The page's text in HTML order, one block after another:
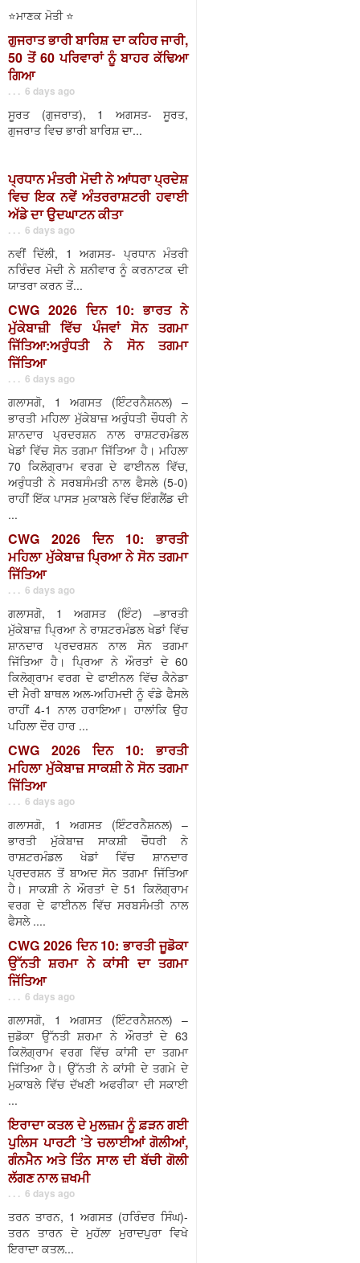
⭐️ਮਾਣਕ ਮੋਤੀ ⭐️
ਗੁਜਰਾਤ ਭਾਰੀ ਬਾਰਿਸ਼ ਦਾ ਕਹਿਰ ਜਾਰੀ,
50 ਤੋਂ 60 ਪਰਿਵਾਰਾਂ ਨੂੰ ਬਾਹਰ ਕੱਢਿਆ
ਗਿਆ
. . . 6 days ago
ਸੂਰਤ (ਗੁਜਰਾਤ), 1 ਅਗਸਤ- ਸੂਰਤ,
ਗੁਜਰਾਤ ਵਿਚ ਭਾਰੀ ਬਾਰਿਸ਼ ਦਾ...
ਪ੍ਰਧਾਨ ਮੰਤਰੀ ਮੋਦੀ ਨੇ ਆਂਧਰਾ ਪ੍ਰਦੇਸ਼
ਵਿਚ ਇਕ ਨਵੇਂ ਅੰਤਰਰਾਸ਼ਟਰੀ ਹਵਾਈ
ਅੱਡੇ ਦਾ ਉਦਘਾਟਨ ਕੀਤਾ
. . . 6 days ago
ਨਵੀਂ ਦਿੱਲੀ, 1 ਅਗਸਤ- ਪ੍ਰਧਾਨ ਮੰਤਰੀ
ਨਰਿੰਦਰ ਮੋਦੀ ਨੇ ਸ਼ਨੀਵਾਰ ਨੂੰ ਕਰਨਾਟਕ ਦੀ
ਯਾਤਰਾ ਕਰਨ ਤੋਂ...
CWG 2026 ਦਿਨ 10: ਭਾਰਤ ਨੇ
ਮੁੱਕੇਬਾਜ਼ੀ ਵਿੱਚ ਪੰਜਵਾਂ ਸੋਨ ਤਗਮਾ
ਜਿੱਤਿਆ:ਅਰੁੰਧਤੀ ਨੇ ਸੋਨ ਤਗਮਾ
ਜਿੱਤਿਆ
. . . 6 days ago
ਗਲਾਸਗੋ, 1 ਅਗਸਤ (ਇੰਟਰਨੈਸ਼ਨਲ) –
ਭਾਰਤੀ ਮਹਿਲਾ ਮੁੱਕੇਬਾਜ਼ ਅਰੁੰਧਤੀ ਚੌਧਰੀ ਨੇ
ਸ਼ਾਨਦਾਰ ਪ੍ਰਦਰਸ਼ਨ ਨਾਲ ਰਾਸ਼ਟਰਮੰਡਲ
ਖੇਡਾਂ ਵਿੱਚ ਸੋਨ ਤਗਮਾ ਜਿੱਤਿਆ ਹੈ। ਮਹਿਲਾ
70 ਕਿਲੋਗ੍ਰਾਮ ਵਰਗ ਦੇ ਫਾਈਨਲ ਵਿੱਚ,
ਅਰੁੰਧਤੀ ਨੇ ਸਰਬਸੰਮਤੀ ਨਾਲ ਫੈਸਲੇ (5-0)
ਰਾਹੀਂ ਇੱਕ ਪਾਸੜ ਮੁਕਾਬਲੇ ਵਿੱਚ ਇੰਗਲੈਂਡ ਦੀ
...
CWG 2026 ਦਿਨ 10: ਭਾਰਤੀ
ਮਹਿਲਾ ਮੁੱਕੇਬਾਜ਼ ਪ੍ਰਿਆ ਨੇ ਸੋਨ ਤਗਮਾ
ਜਿੱਤਿਆ
. . . 6 days ago
ਗਲਾਸਗੋ, 1 ਅਗਸਤ (ਇੰਟ) –ਭਾਰਤੀ
ਮੁੱਕੇਬਾਜ਼ ਪ੍ਰਿਆ ਨੇ ਰਾਸ਼ਟਰਮੰਡਲ ਖੇਡਾਂ ਵਿੱਚ
ਸ਼ਾਨਦਾਰ ਪ੍ਰਦਰਸ਼ਨ ਨਾਲ ਸੋਨ ਤਗਮਾ
ਜਿੱਤਿਆ ਹੈ। ਪ੍ਰਿਆ ਨੇ ਔਰਤਾਂ ਦੇ 60
ਕਿਲੋਗ੍ਰਾਮ ਵਰਗ ਦੇ ਫਾਈਨਲ ਵਿੱਚ ਕੈਨੇਡਾ
ਦੀ ਮੈਰੀ ਬਾਥਲ ਅਲ-ਅਹਿਮਦੀ ਨੂੰ ਵੰਡੇ ਫੈਸਲੇ
ਰਾਹੀਂ 4-1 ਨਾਲ ਹਰਾਇਆ। ਹਾਲਾਂਕਿ ਉਹ
ਪਹਿਲਾ ਦੌਰ ਹਾਰ ...
CWG 2026 ਦਿਨ 10: ਭਾਰਤੀ
ਮਹਿਲਾ ਮੁੱਕੇਬਾਜ਼ ਸਾਕਸ਼ੀ ਨੇ ਸੋਨ ਤਗਮਾ
ਜਿੱਤਿਆ
. . . 6 days ago
ਗਲਾਸਗੋ, 1 ਅਗਸਤ (ਇੰਟਰਨੈਸ਼ਨਲ) –
ਭਾਰਤੀ ਮੁੱਕੇਬਾਜ਼ ਸਾਕਸ਼ੀ ਚੌਧਰੀ ਨੇ
ਰਾਸ਼ਟਰਮੰਡਲ ਖੇਡਾਂ ਵਿੱਚ ਸ਼ਾਨਦਾਰ
ਪ੍ਰਦਰਸ਼ਨ ਤੋਂ ਬਾਅਦ ਸੋਨ ਤਗਮਾ ਜਿੱਤਿਆ
ਹੈ। ਸਾਕਸ਼ੀ ਨੇ ਔਰਤਾਂ ਦੇ 51 ਕਿਲੋਗ੍ਰਾਮ
ਵਰਗ ਦੇ ਫਾਈਨਲ ਵਿੱਚ ਸਰਬਸੰਮਤੀ ਨਾਲ
ਫੈਸਲੇ ....
CWG 2026 ਦਿਨ 10: ਭਾਰਤੀ ਜੂਡੋਕਾ
ਉੱਨਤੀ ਸ਼ਰਮਾ ਨੇ ਕਾਂਸੀ ਦਾ ਤਗਮਾ
ਜਿੱਤਿਆ
. . . 6 days ago
ਗਲਾਸਗੋ, 1 ਅਗਸਤ (ਇੰਟਰਨੈਸ਼ਨਲ) –
ਜੁਡੋਕਾ ਉੱਨਤੀ ਸ਼ਰਮਾ ਨੇ ਔਰਤਾਂ ਦੇ 63
ਕਿਲੋਗ੍ਰਾਮ ਵਰਗ ਵਿੱਚ ਕਾਂਸੀ ਦਾ ਤਗਮਾ
ਜਿੱਤਿਆ ਹੈ। ਉੱਨਤੀ ਨੇ ਕਾਂਸੀ ਦੇ ਤਗਮੇ ਦੇ
ਮੁਕਾਬਲੇ ਵਿੱਚ ਦੱਖਣੀ ਅਫਰੀਕਾ ਦੀ ਸਕਾਈ
...
ਇਰਾਦਾ ਕਤਲ ਦੇ ਮੁਲਜ਼ਮ ਨੂੰ ਫ਼ੜਨ ਗਈ
ਪੁਲਿਸ ਪਾਰਟੀ ’ਤੇ ਚਲਾਈਆਂ ਗੋਲੀਆਂ,
ਗੰਨਮੈਨ ਅਤੇ ਤਿੰਨ ਸਾਲ ਦੀ ਬੱਚੀ ਗੋਲੀ
ਲੱਗਣ ਨਾਲ ਜ਼ਖਮੀ
. . . 6 days ago
ਤਰਨ ਤਾਰਨ, 1 ਅਗਸਤ (ਹਰਿੰਦਰ ਸਿੰਘ)-
ਤਰਨ ਤਾਰਨ ਦੇ ਮੁਹੱਲਾ ਮੁਰਾਦਪੁਰਾ ਵਿਖੇ
ਇਰਾਦਾ ਕਤਲ...